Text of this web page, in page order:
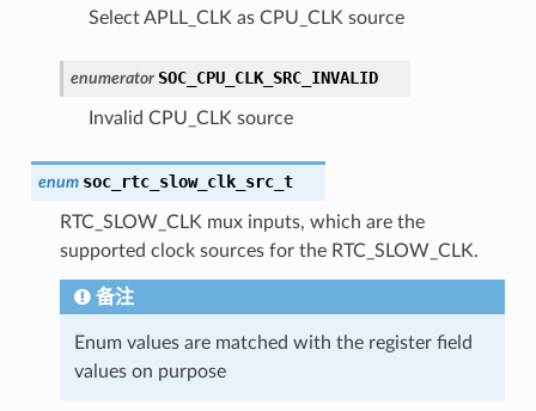
Select APLL_CLK as CPU_CLK source
enumerator SOC_CPU_CLK_SRC_INVALID
Invalid CPU_CLK source
enum soc_rtc_slow_clk_src_t
RTC_SLOW_CLK mux inputs, which are the
supported clock sources for the RTC_SLOW_CLK.
备注
Enum values are matched with the register field
values on purpose